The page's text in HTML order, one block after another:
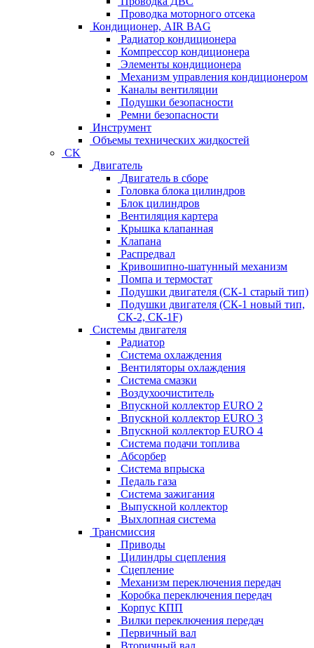
Проводка моторного отсека
Кондиционер, AIR BAG
Радиатор кондиционера
Компрессор кондиционера
Элементы кондиционера
Механизм управления кондиционером
Каналы вентиляции
Подушки безопасности
Ремни безопасности
Инструмент
Объемы технических жидкостей
CK
Двигатель
Двигатель в сборе
Головка блока цилиндров
Блок цилиндров
Вентиляция картера
Крышка клапанная
Клапана
Распредвал
Кривошипно-шатунный механизм
Помпа и термостат
Подушки двигателя (СК-1 старый тип)
Подушки двигателя (СК-1 новый тип,
СК-2, СК-1F)
Системы двигателя
Радиатор
Система охлаждения
Вентиляторы охлаждения
Система смазки
Воздухоочиститель
Впускной коллектор EURO 2
Впускной коллектор EURO 3
Впускной коллектор EURO 4
Система подачи топлива
Абсорбер
Система впрыска
Педаль газа
Система зажигания
Выпускной коллектор
Выхлопная система
Трансмиссия
Приводы
Цилиндры сцепления
Сцепление
Механизм переключения передач
Коробка переключения передач
Корпус КПП
Вилки переключения передач
Первичный вал
Вторичный вал